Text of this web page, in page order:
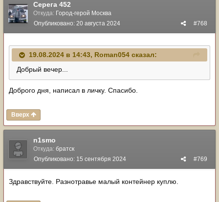
Серега 452
Откуда: Город-герой Москва
#768
Опубликовано: 20 августа 2024
19.08.2024 в 14:43, Roman054 сказал:
Добрый вечер...
Доброго дня, написал в личку. Спасибо.
Вверх
n1smo
Откуда: братск
#769
Опубликовано: 15 сентября 2024
Здравствуйте. Разнотравье малый контейнер куплю.